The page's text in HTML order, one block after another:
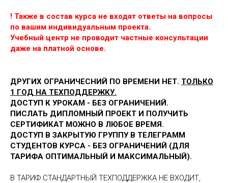
! Также в состав курса не входят ответы на вопросы
по вашим индивидуальным проекта.
Учебный центр не проводит частные консультации
даже на платной основе.
ДРУГИХ ОГРАНИЧЕСНИЙ ПО ВРЕМЕНИ НЕТ. ТОЛЬКО
1 ГОД НА ТЕХПОДДЕРЖКУ.
ДОСТУП К УРОКАМ - БЕЗ ОГРАНИЧЕНИЙ.
ПИСЛАТЬ ДИПЛОМНЫЙ ПРОЕКТ И ПОЛУЧИТЬ
СЕРТИФИКАТ МОЖНО В ЛЮБОЕ ВРЕМЯ.
ДОСТУП В ЗАКРЫТУЮ ГРУППУ В ТЕЛЕГРАММ
СТУДЕНТОВ КУРСА - БЕЗ ОГРАНИЧЕНИЙ (ДЛЯ
ТАРИФА ОПТИМАЛЬНЫЙ И МАКСИМАЛЬНЫЙ).
В ТАРИФ СТАНДАРТНЫЙ ТЕХПОДДЕРЖКА НЕ ВХОДИТ,